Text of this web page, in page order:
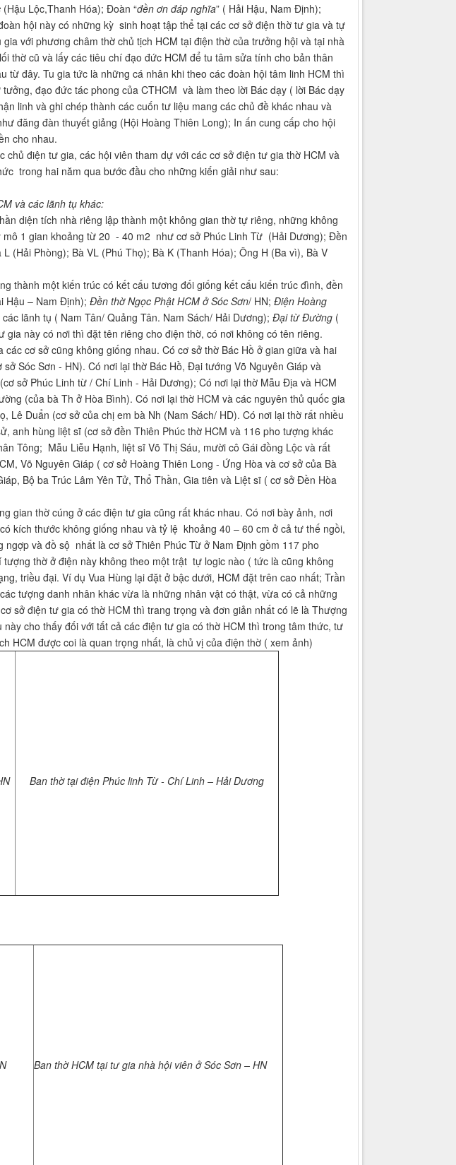
(Hậu Lộc,Thanh Hóa); Đoàn “đền ơn đáp nghĩa” ( Hải Hậu, Nam Định);
hội này có những kỳ sinh hoạt tập thể tại các cơ sở điện thờ tư gia và tự
với phương châm thờ chủ tịch HCM tại điện thờ của trưởng hội và tại nhà
thờ cũ và lấy các tiêu chí đạo đức HCM để tu tâm sửa tính cho bản thân
từ đây. Tu gia tức là những cá nhân khi theo các đoàn hội tâm linh HCM thì
đạo đức tác phong của CTHCM và làm theo lời Bác dạy ( lời Bác dạy
linh và ghi chép thành các cuốn tư liệu mang các chủ đề khác nhau và
đăng đàn thuyết giảng (Hội Hoàng Thiên Long); In ấn cung cấp cho hội
cho nhau.
điện tư gia, các hội viên tham dự với các cơ sở điện tư gia thờ HCM và
trong hai năm qua bước đầu cho những kiến giải như sau:
và các lãnh tụ khác:
tích nhà riêng lập thành một không gian thờ tự riêng, những không
1 gian khoảng từ 20 - 40 m2 như cơ sở Phúc Linh Từ (Hải Dương); Đền
(Hải Phòng); Bà VL (Phú Thọ); Bà K (Thanh Hóa); Ông H (Ba vì), Bà V
một kiến trúc có kết cấu tương đối giống kết cấu kiến trúc đình, đền
Hậu – Nam Định); Đền thờ Ngọc Phật HCM ở Sóc Sơn/ HN; Điện Hoàng
lãnh tụ ( Nam Tân/ Quảng Tân. Nam Sách/ Hải Dương); Đại từ Đường(
này có nơi thì đặt tên riêng cho điện thờ, có nơi không có tên riêng.
các cơ sở cũng không giống nhau. Có cơ sở thờ Bác Hồ ở gian giữa và hai
Sóc Sơn - HN). Có nơi lại thờ Bác Hồ, Đại tướng Võ Nguyên Giáp và
sở Phúc Linh từ / Chí Linh - Hải Dương); Có nơi lại thờ Mẫu Địa và HCM
(của bà Th ở Hòa Bình). Có nơi lại thờ HCM và các nguyên thủ quốc gia
Duẩn (cơ sở của chị em bà Nh (Nam Sách/ HD). Có nơi lại thờ rất nhiều
anh hùng liệt sĩ (cơ sở đền Thiên Phúc thờ HCM và 116 pho tượng khác
Tông; Mẫu Liễu Hạnh, liệt sĩ Võ Thị Sáu, mười cô Gái đồng Lộc và rất
Võ Nguyên Giáp ( cơ sở Hoàng Thiên Long - Ứng Hòa và cơ sở của Bà
Bộ ba Trúc Lâm Yên Tử, Thổ Thần, Gia tiên và Liệt sĩ ( cơ sở Đền Hòa
thờ cúng ở các điện tư gia cũng rất khác nhau. Có nơi bày ảnh, nơi
kích thước không giống nhau và tỷ lệ khoảng 40 – 60 cm ở cả tư thế ngồi,
và đồ sộ nhất là cơ sở Thiên Phúc Từ ở Nam Định gồm 117 pho
thờ ở điện này không theo một trật tự logic nào ( tức là cũng không
triều đại. Ví dụ Vua Hùng lại đặt ở bậc dưới, HCM đặt trên cao nhất; Trần
tượng danh nhân khác vừa là những nhân vật có thật, vừa có cả những
sở điện tư gia có thờ HCM thì trang trọng và đơn giản nhất có lẽ là Thượng
cho thấy đối với tất cả các điện tư gia có thờ HCM thì trong tâm thức, tư
HCM được coi là quan trọng nhất, là chủ vị của điện thờ ( xem ảnh)
Ban thờ tại điện Phúc linh Từ - Chí Linh – Hải Dương
Ban thờ HCM tại tư gia nhà hội viên ở Sóc Sơn – HN